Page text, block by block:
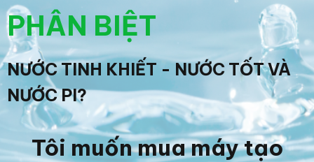
PHÂN BIỆT
NƯỚC TINH KHIẾT - NƯỚC TỐT VÀ
NƯỚC PI?
Tôi muốn mua máy tạo